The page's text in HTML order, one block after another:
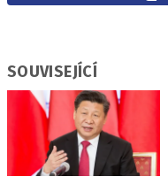
SOUVISEJÍCÍ